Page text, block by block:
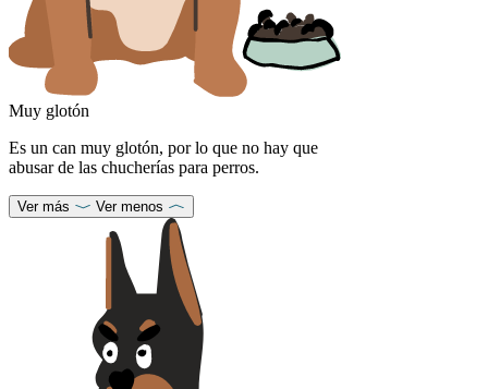
Muy glotón
Es un can muy glotón, por lo que no hay que
abusar de las chucherías para perros.
Ver más Ver menos